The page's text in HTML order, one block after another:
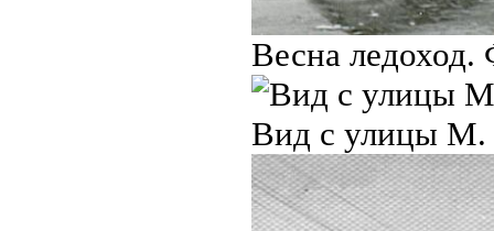
Весна ледоход.
Вид с улицы М.